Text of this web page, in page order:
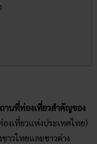
านที่ท่องเที่ยวสำคัญของ
งเที่ยวแห่งประเทศไทย)
าวไทยและชาวต่าง